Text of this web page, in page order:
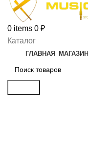
0 items 0 ₽
Каталог
ГЛАВНАЯ МАГАЗИН